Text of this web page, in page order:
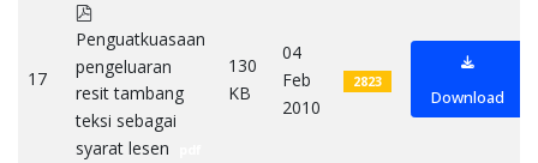
17
pdf
Penguatkuasaan
pengeluaran
resit tambang
teksi sebagai
syarat lesen
130
KB
04
Feb
2010
2823
Download